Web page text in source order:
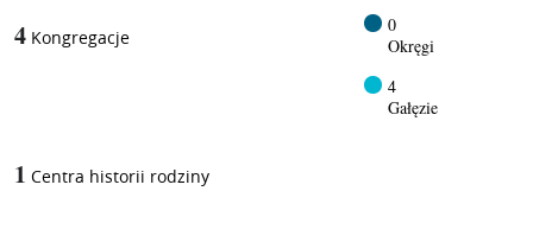
4 Kongregacje
0
Okręgi
4
Gałęzie
1 Centra historii rodziny